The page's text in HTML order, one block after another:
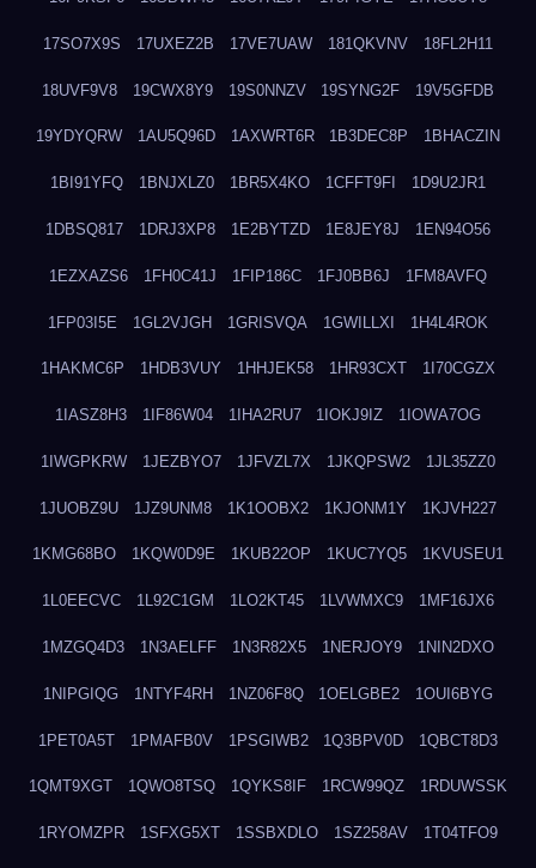
17SO7X9S 17UXEZ2B 17VE7UAW 181QKVNV 18FL2H11
18UVF9V8 19CWX8Y9 19S0NNZV 19SYNG2F 19V5GFDB
19YDYQRW 1AU5Q96D 1AXWRT6R 1B3DEC8P 1BHACZIN
1BI91YFQ 1BNJXLZ0 1BR5X4KO 1CFFT9FI 1D9U2JR1
1DBSQ817 1DRJ3XP8 1E2BYTZD 1E8JEY8J 1EN94O56
1EZXAZS6 1FH0C41J 1FIP186C 1FJ0BB6J 1FM8AVFQ
1FP03I5E 1GL2VJGH 1GRISVQA 1GWILLXI 1H4L4ROK
1HAKMC6P 1HDB3VUY 1HHJEK58 1HR93CXT 1I70CGZX
1IASZ8H3 1IF86W04 1IHA2RU7 1IOKJ9IZ 1IOWA7OG
1IWGPKRW 1JEZBYO7 1JFVZL7X 1JKQPSW2 1JL35ZZ0
1JUOBZ9U 1JZ9UNM8 1K1OOBX2 1KJONM1Y 1KJVH227
1KMG68BO 1KQW0D9E 1KUB22OP 1KUC7YQ5 1KVUSEU1
1L0EECVC 1L92C1GM 1LO2KT45 1LVWMXC9 1MF16JX6
1MZGQ4D3 1N3AELFF 1N3R82X5 1NERJOY9 1NIN2DXO
1NIPGIQG 1NTYF4RH 1NZ06F8Q 1OELGBE2 1OUI6BYG
1PET0A5T 1PMAFB0V 1PSGIWB2 1Q3BPV0D 1QBCT8D3
1QMT9XGT 1QWO8TSQ 1QYKS8IF 1RCW99QZ 1RDUWSSK
1RYOMZPR 1SFXG5XT 1SSBXDLO 1SZ258AV 1T04TFO9